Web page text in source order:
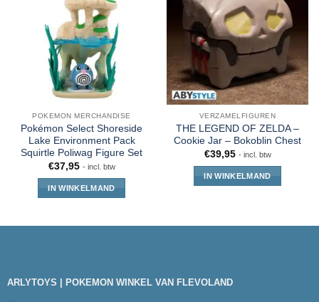
POKEMON MERCHANDISE
Pokémon Select Shoreside
Lake Environment Pack
Squirtle Poliwag Figure Set
€37,95 - incl. btw
IN WINKELMAND
VERZAMELFIGUREN
THE LEGEND OF ZELDA –
Cookie Jar – Bokoblin Chest
€39,95 - incl. btw
IN WINKELMAND
ARLYTOYS | POKEMON WINKEL VAN FLEVOLAND